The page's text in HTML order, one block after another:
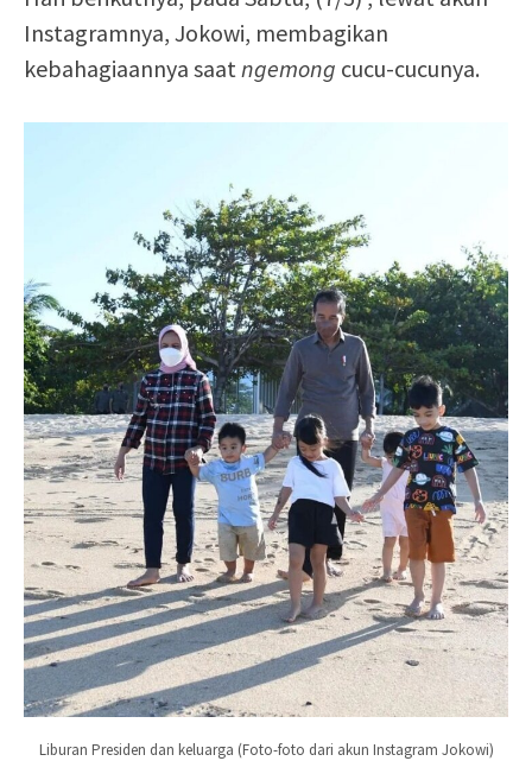
Instagramnya, Jokowi, membagikan
kebahagiaannya saatngemong cucu-cucunya.
Liburan Presiden dan keluarga (Foto-foto dari akun Instagram Jokowi)